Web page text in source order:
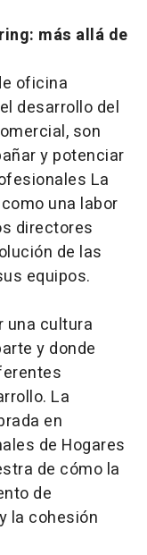
más allá de
oficina
desarrollo del
son
y potenciar
La
una labor
directores
de las
equipos.
una cultura
y donde
La
en
de Hogares
de cómo la
de
la cohesión